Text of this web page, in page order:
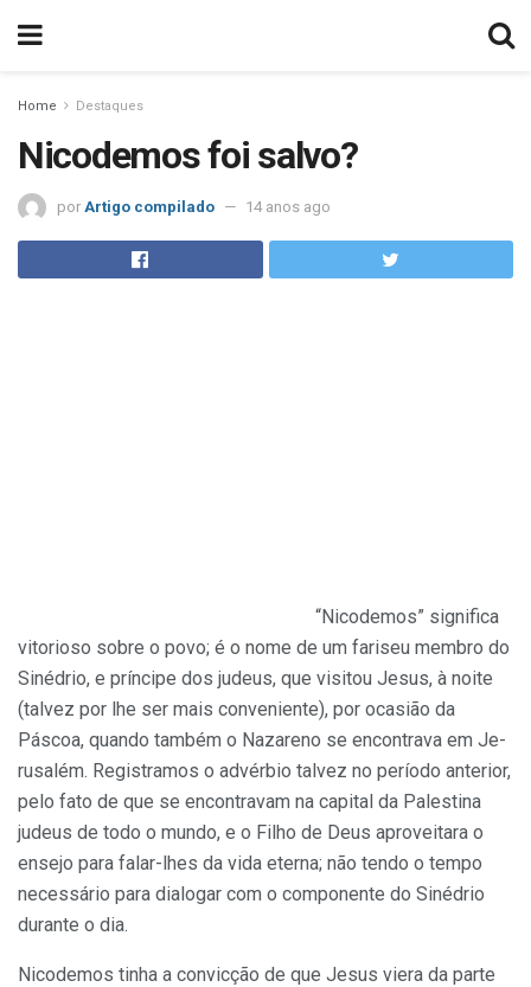
Home Destaques
Nicodemos foi salvo?
por Artigo compilado 14 anos ago
“Nicodemos” significa
vitorioso sobre o povo; é o nome de um fariseu membro do
Sinédrio, e príncipe dos judeus, que visitou Jesus, à noite
(talvez por lhe ser mais con­veniente), por ocasião da
Páscoa, quando também o Nazareno se encontrava em Je­
rusalém. Registramos o advérbio talvez no período anterior,
pelo fato de que se encon­travam na capital da Palestina
judeus de todo o mundo, e o Filho de Deus aproveita­ra o
ensejo para falar-lhes da vida eterna; não tendo o tempo
necessário para dialo­gar com o componente do Sinédrio
durante o dia.
Nicodemos tinha a convicção de que Jesus viera da parte